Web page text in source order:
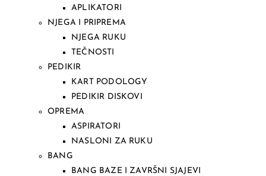
APLIKATORI
NJEGA I PRIPREMA
NJEGA RUKU
TEČNOSTI
PEDIKIR
KART PODOLOGY
PEDIKIR DISKOVI
OPREMA
ASPIRATORI
NASLONI ZA RUKU
BANG
BANG BAZE I ZAVRŠNI SJAJEVI